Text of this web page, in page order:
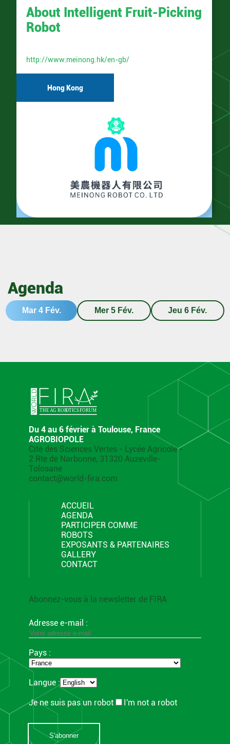
Hong Kong
About Intelligent Fruit-Picking
Robot
http://www.meinong.hk/en-gb/
Agenda
Mar 4 Fév. Mer 5 Fév. Jeu 6 Fév.
Du 4 au 6 février à Toulouse, France
AGROBIOPOLE
Cité des Sciences Vertes - Lycée Agricole -
2 Rte de Narbonne, 31320 Auzeville-
Tolosane
contact@world-fira.com
ACCUEIL
AGENDA
PARTICIPER COMME
ROBOTS
EXPOSANTS & PARTENAIRES
GALLERY
CONTACT
Abonnez-vous à la newsletter de FIRA
Adresse e-mail :
Pays :
Langue :
Je ne suis pas un robot I'm not a robot